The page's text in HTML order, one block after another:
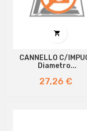

CANNELLO C/
Diametro...
Prezzo
27,26 €